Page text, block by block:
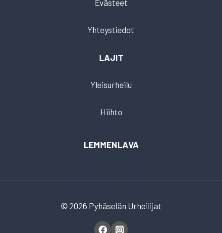
Evästeet
Yhteystiedot
LAJIT
Yleisurheilu
Hiihto
LEMMENLAVA
© 2026 Pyhäselän Urheilijat